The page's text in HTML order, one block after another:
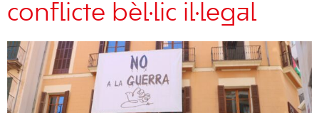
conflicte bèl·lic il·legal